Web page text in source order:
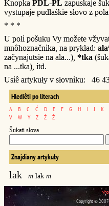
Knopka PDL-PL zapuskaje
vystupaje pudlaśkie słovo z
* * *
U poli pošuku Vy možete
mnôhoznačnika, na prykład:
začynajutsie na ala...), *tka
na ...tka), itd.
Usiê artykuły v słovniku: 46
Hlediêti po literach
A B C Ć D E F G H I J K
V
W Y Z Ź Ż
Šukati słova
Znajdiany artykuły
lak m lak m
Copyright ©